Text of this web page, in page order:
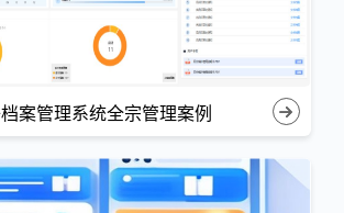
案管理系统全宗管理案例